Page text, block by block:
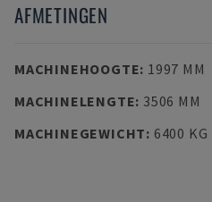
AFMETINGEN
MACHINEHOOGTE: 1997 MM
MACHINELENGTE: 3506 MM
MACHINEGEWICHT: 6400 KG